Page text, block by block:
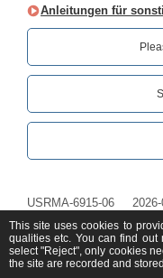
Anleitungen für
USRMA-6915-06
This site uses cookies to
qualities etc. You can find
select "Reject", only cookies
the site are recorded and